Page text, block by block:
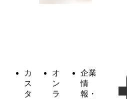
カ
ス
タ
オ
ン
ラ
企業
情
報・